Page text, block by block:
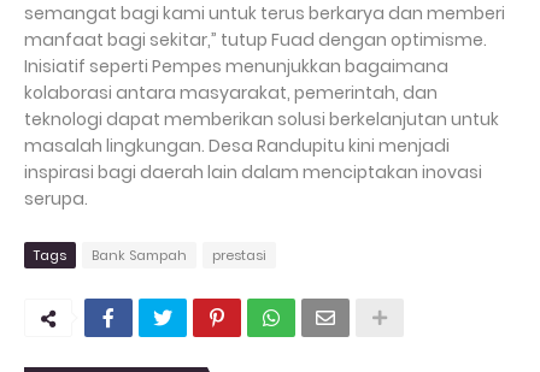
semangat bagi kami untuk terus berkarya dan memberi
manfaat bagi sekitar,” tutup Fuad dengan optimisme.
Inisiatif seperti Pempes menunjukkan bagaimana
kolaborasi antara masyarakat, pemerintah, dan
teknologi dapat memberikan solusi berkelanjutan untuk
masalah lingkungan. Desa Randupitu kini menjadi
inspirasi bagi daerah lain dalam menciptakan inovasi
serupa.
Tags Bank Sampah prestasi